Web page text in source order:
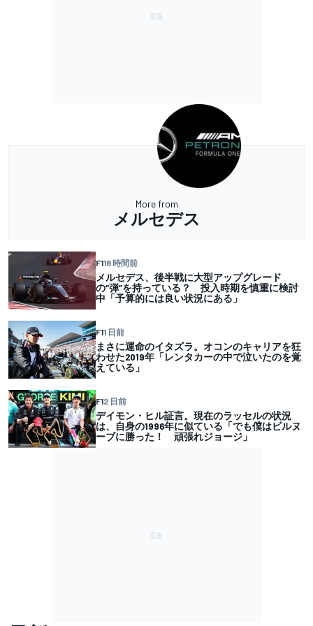
More from
メルセデス
F118 時間前
メルセデス、後半戦に大型アップグレード
の“弾”を持っている？ 投入時期を慎重に検討
中「予算的には良い状況にある」
F11 日前
まさに運命のイタズラ。オコンのキャリアを狂
わせた2019年「レンタカーの中で泣いたのを覚
えている」
F12 日前
デイモン・ヒル証言。現在のラッセルの状況
は、自身の1996年に似ている「でも僕はビルヌ
ーブに勝った！ 頑張れジョージ」